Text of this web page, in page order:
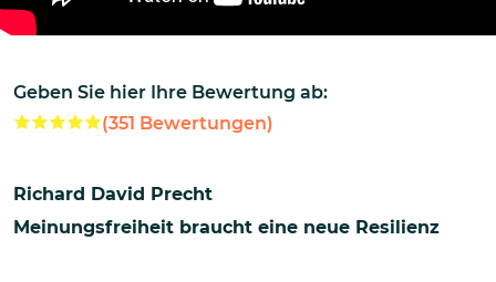
Geben Sie hier Ihre Bewertung ab:
(351 Bewertungen)
Richard David Precht
Meinungsfreiheit braucht eine neue Resilienz